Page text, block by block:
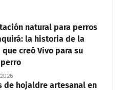
natural para perros
la historia de la
creó Vivo para su
de hojaldre artesanal en